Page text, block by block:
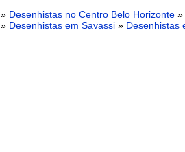
» Desenhistas no Centro Belo Horizonte »
» Desenhistas em Savassi » Desenhistas